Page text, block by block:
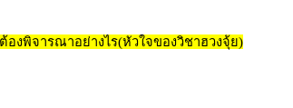
งพิจารณาอย่างไร(หัวใจของวิชาฮวงจุ้ย)